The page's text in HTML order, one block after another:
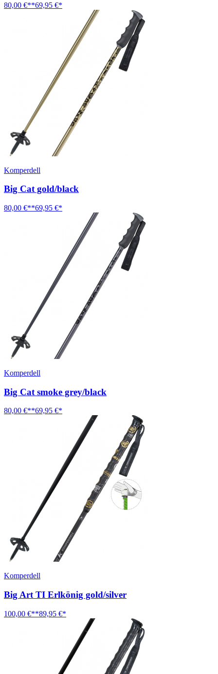
80,00 €**69,95 €*
Komperdell
Big Cat gold/black
80,00 €**69,95 €*
Komperdell
Big Cat smoke grey/black
80,00 €**69,95 €*
Komperdell
Big Art TI Erlkönig gold/silver
100,00 €**89,95 €*